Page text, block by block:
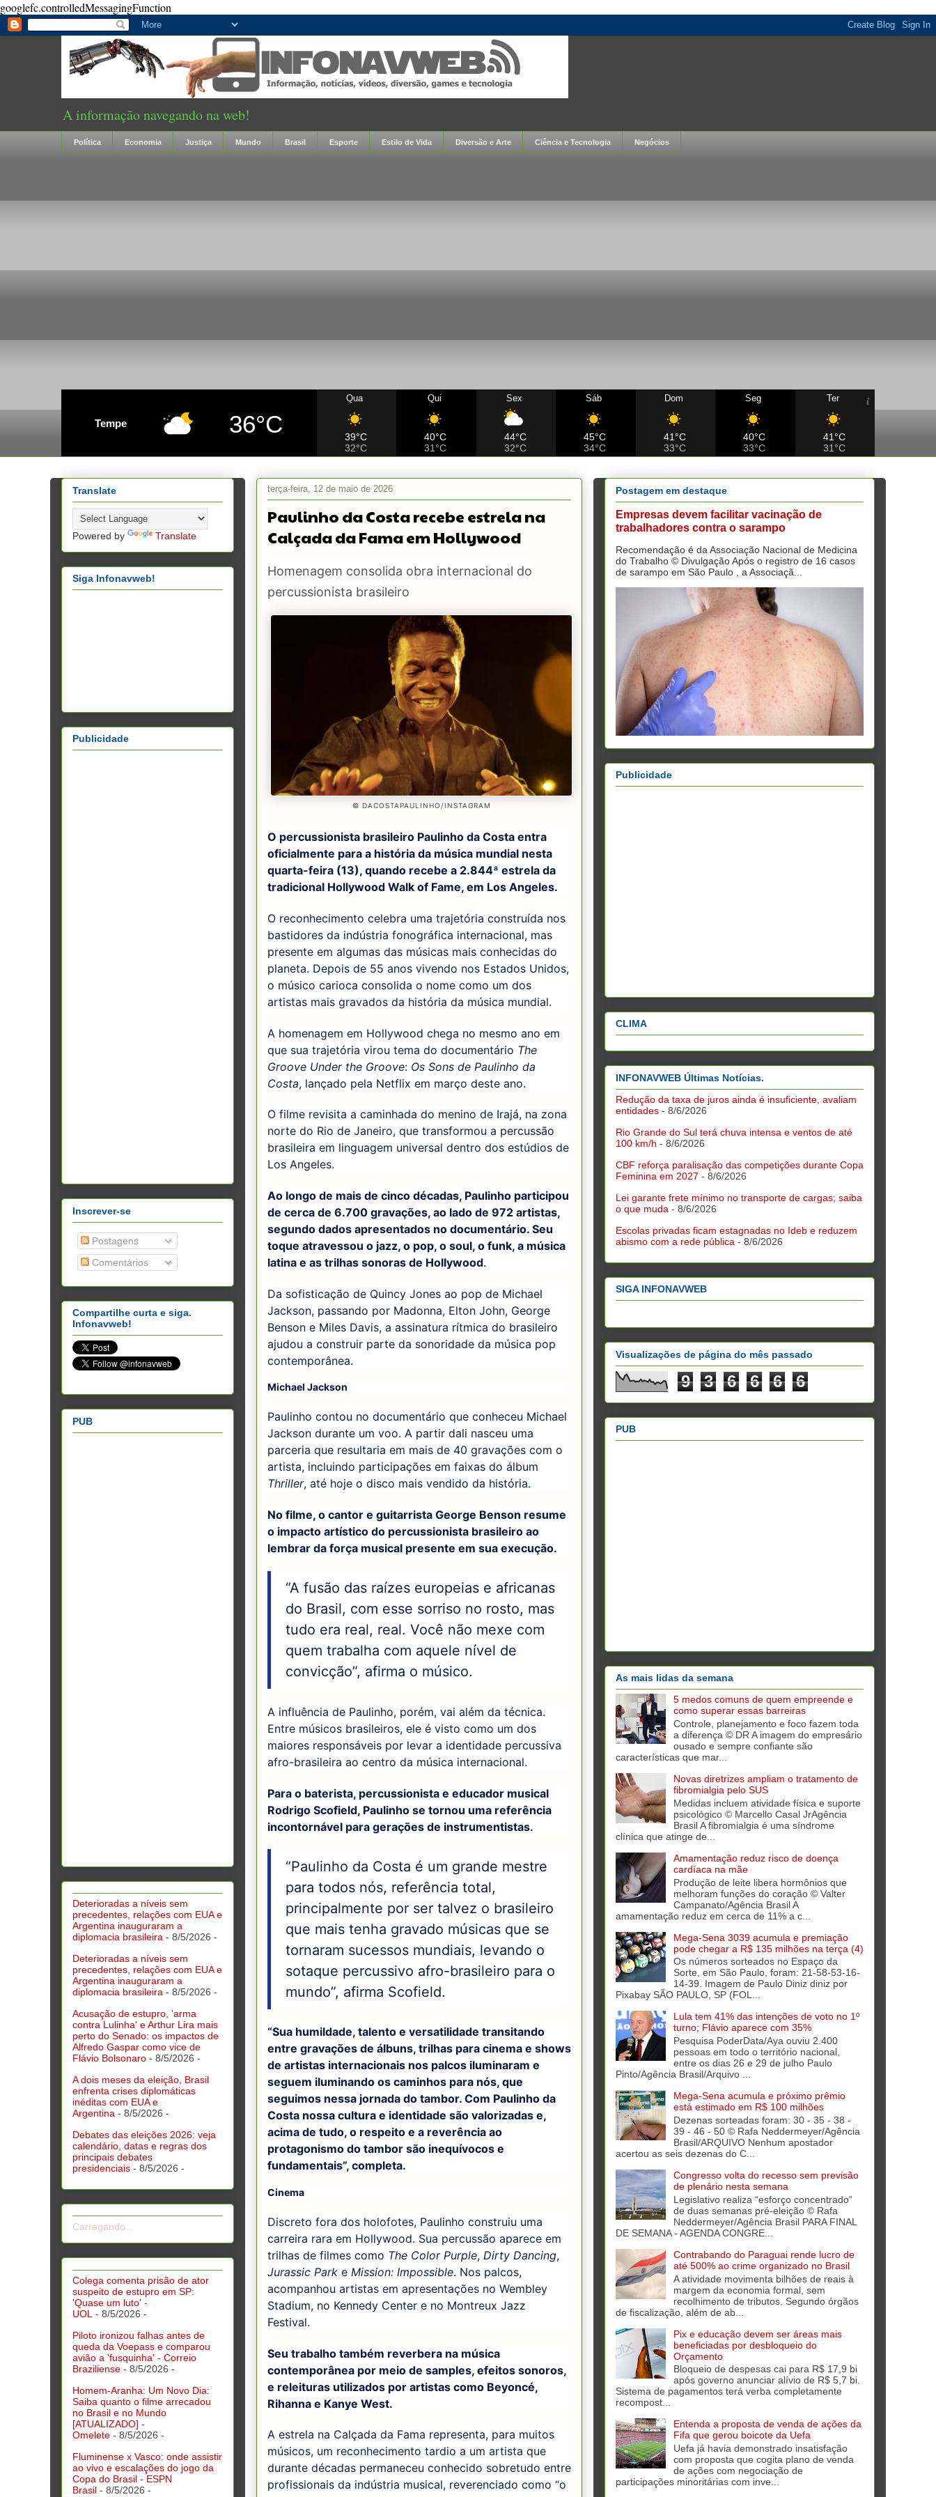
googlefc.controlledMessagingFunction
A informação navegando na web!
Política Economia Justiça Mundo Brasil Esporte Estilo de Vida Diversão e Arte Ciência e Tecnologia Negócios
Tempe 36°C
Qua
39°C
32°C
Qui
40°C
31°C
Sex
44°C
32°C
Sáb
45°C
34°C
Dom
41°C
33°C
Seg
40°C
33°C
Ter
41°C
31°C
terça-feira, 12 de maio de 2026
Paulinho da Costa recebe estrela na
Calçada da Fama em Hollywood
Homenagem consolida obra internacional do
percussionista brasileiro
© DACOSTAPAULINHO/INSTAGRAM
O percussionista brasileiro Paulinho da Costa entra
oficialmente para a história da música mundial nesta
quarta-feira (13), quando recebe a 2.844ª estrela da
tradicional Hollywood Walk of Fame, em Los Angeles.
O reconhecimento celebra uma trajetória construída nos
bastidores da indústria fonográfica internacional, mas
presente em algumas das músicas mais conhecidas do
planeta. Depois de 55 anos vivendo nos Estados Unidos,
o músico carioca consolida o nome como um dos
artistas mais gravados da história da música mundial.
A homenagem em Hollywood chega no mesmo ano em
que sua trajetória virou tema do documentário The
Groove Under the Groove: Os Sons de Paulinho da
Costa, lançado pela Netflix em março deste ano.
O filme revisita a caminhada do menino de Irajá, na zona
norte do Rio de Janeiro, que transformou a percussão
brasileira em linguagem universal dentro dos estúdios de
Los Angeles.
Ao longo de mais de cinco décadas, Paulinho participou
de cerca de 6.700 gravações, ao lado de 972 artistas,
segundo dados apresentados no documentário. Seu
toque atravessou o jazz, o pop, o soul, o funk, a música
latina e as trilhas sonoras de Hollywood.
Da sofisticação de Quincy Jones ao pop de Michael
Jackson, passando por Madonna, Elton John, George
Benson e Miles Davis, a assinatura rítmica do brasileiro
ajudou a construir parte da sonoridade da música pop
contemporânea.
Michael Jackson
Paulinho contou no documentário que conheceu Michael
Jackson durante um voo. A partir dali nasceu uma
parceria que resultaria em mais de 40 gravações com o
artista, incluindo participações em faixas do álbum
Thriller, até hoje o disco mais vendido da história.
No filme, o cantor e guitarrista George Benson resume
o impacto artístico do percussionista brasileiro ao
lembrar da força musical presente em sua execução.
“A fusão das raízes europeias e africanas
do Brasil, com esse sorriso no rosto, mas
tudo era real, real. Você não mexe com
quem trabalha com aquele nível de
convicção”, afirma o músico.
A influência de Paulinho, porém, vai além da técnica.
Entre músicos brasileiros, ele é visto como um dos
maiores responsáveis por levar a identidade percussiva
afro-brasileira ao centro da música internacional.
Para o baterista, percussionista e educador musical
Rodrigo Scofield, Paulinho se tornou uma referência
incontornável para gerações de instrumentistas.
“Paulinho da Costa é um grande mestre
para todos nós, referência total,
principalmente por ser talvez o brasileiro
que mais tenha gravado músicas que se
tornaram sucessos mundiais, levando o
sotaque percussivo afro-brasileiro para o
mundo”, afirma Scofield.
“Sua humildade, talento e versatilidade transitando
entre gravações de álbuns, trilhas para cinema e shows
de artistas internacionais nos palcos iluminaram e
seguem iluminando os caminhos para nós, que
seguimos nessa jornada do tambor. Com Paulinho da
Costa nossa cultura e identidade são valorizadas e,
acima de tudo, o respeito e a reverência ao
protagonismo do tambor são inequívocos e
fundamentais”, completa.
Cinema
Discreto fora dos holofotes, Paulinho construiu uma
carreira rara em Hollywood. Sua percussão aparece em
trilhas de filmes como The Color Purple, Dirty Dancing,
Jurassic Park e Mission: Impossible. Nos palcos,
acompanhou artistas em apresentações no Wembley
Stadium, no Kennedy Center e no Montreux Jazz
Festival.
Seu trabalho também reverbera na música
contemporânea por meio de samples, efeitos sonoros,
e releituras utilizados por artistas como Beyoncé,
Rihanna e Kanye West.
A estrela na Calçada da Fama representa, para muitos
músicos, um reconhecimento tardio a um artista que
durante décadas permaneceu conhecido sobretudo entre
profissionais da indústria musical, reverenciado como “o
Translate
Powered by Translate
Siga Infonavweb!
Publicidade
Inscrever-se
Postagens
Comentários
Compartilhe curta e siga.
Infonavweb!
PUB
Deterioradas a níveis sem
precedentes, relações com EUA e
Argentina inauguraram a
diplomacia brasileira - 8/5/2026 -
Deterioradas a níveis sem
precedentes, relações com EUA e
Argentina inauguraram a
diplomacia brasileira - 8/5/2026 -
Acusação de estupro, 'arma
contra Lulinha' e Arthur Lira mais
perto do Senado: os impactos de
Alfredo Gaspar como vice de
Flávio Bolsonaro - 8/5/2026 -
A dois meses da eleição, Brasil
enfrenta crises diplomáticas
inéditas com EUA e
Argentina - 8/5/2026 -
Debates das eleições 2026: veja
calendário, datas e regras dos
principais debates
presidenciais - 8/5/2026 -
Carregando...
Colega comenta prisão de ator
suspeito de estupro em SP:
'Quase um luto' -
UOL - 8/5/2026 -
Piloto ironizou falhas antes de
queda da Voepass e comparou
avião a 'fusquinha' - Correio
Braziliense - 8/5/2026 -
Homem-Aranha: Um Novo Dia:
Saiba quanto o filme arrecadou
no Brasil e no Mundo
[ATUALIZADO] -
Omelete - 8/5/2026 -
Fluminense x Vasco: onde assistir
ao vivo e escalações do jogo da
Copa do Brasil - ESPN
Brasil - 8/5/2026 -
Postagem em destaque
Empresas devem facilitar vacinação de
trabalhadores contra o sarampo
Recomendação é da Associação Nacional de Medicina
do Trabalho © Divulgação Após o registro de 16 casos
de sarampo em São Paulo , a Associaçã...
Publicidade
CLIMA
INFONAVWEB Últimas Notícias.
Redução da taxa de juros ainda é insuficiente, avaliam
entidades - 8/6/2026
Rio Grande do Sul terá chuva intensa e ventos de até
100 km/h - 8/6/2026
CBF reforça paralisação das competições durante Copa
Feminina em 2027 - 8/6/2026
Lei garante frete mínimo no transporte de cargas; saiba
o que muda - 8/6/2026
Escolas privadas ficam estagnadas no Ideb e reduzem
abismo com a rede pública - 8/6/2026
SIGA INFONAVWEB
Visualizações de página do mês passado
9 3 6 6 6 6
PUB
As mais lidas da semana
5 medos comuns de quem empreende e
como superar essas barreiras
Controle, planejamento e foco fazem toda
a diferença © DR A imagem do empresário
ousado e sempre confiante são
características que mar...
Novas diretrizes ampliam o tratamento de
fibromialgia pelo SUS
Medidas incluem atividade física e suporte
psicológico © Marcello Casal JrAgência
Brasil A fibromialgia é uma síndrome
clínica que atinge de...
Amamentação reduz risco de doença
cardíaca na mãe
Produção de leite libera hormônios que
melhoram funções do coração © Valter
Campanato/Agência Brasil A
amamentação reduz em cerca de 11% a c...
Mega-Sena 3039 acumula e premiação
pode chegar a R$ 135 milhões na terça (4)
Os números sorteados no Espaço da
Sorte, em São Paulo, foram: 21-58-53-16-
14-39. Imagem de Paulo Diniz diniz por
Pixabay SÃO PAULO, SP (FOL...
Lula tem 41% das intenções de voto no 1º
turno; Flávio aparece com 35%
Pesquisa PoderData/Aya ouviu 2.400
pessoas em todo o território nacional,
entre os dias 26 e 29 de julho Paulo
Pinto/Agência Brasil/Arquivo ...
Mega-Sena acumula e próximo prêmio
está estimado em R$ 100 milhões
Dezenas sorteadas foram: 30 - 35 - 38 -
39 - 46 - 50 © Rafa Neddermeyer/Agência
Brasil/ARQUIVO Nenhum apostador
acertou as seis dezenas do C...
Congresso volta do recesso sem previsão
de plenário nesta semana
Legislativo realiza “esforço concentrado”
de duas semanas pré-eleição © Rafa
Neddermeyer/Agência Brasil PARA FINAL
DE SEMANA - AGENDA CONGRE...
Contrabando do Paraguai rende lucro de
até 500% ao crime organizado no Brasil
A atividade movimenta bilhões de reais à
margem da economia formal, sem
recolhimento de tributos. Segundo órgãos
de fiscalização, além de ab...
Pix e educação devem ser áreas mais
beneficiadas por desbloqueio do
Orçamento
Bloqueio de despesas cai para R$ 17,9 bi
após governo anunciar alívio de R$ 5,7 bi.
Sistema de pagamentos terá verba completamente
recompost...
Entenda a proposta de venda de ações da
Fifa que gerou boicote da Uefa
Uefa já havia demonstrado insatisfação
com proposta que cogita plano de venda
de ações com negociação de
participações minoritárias com inve...